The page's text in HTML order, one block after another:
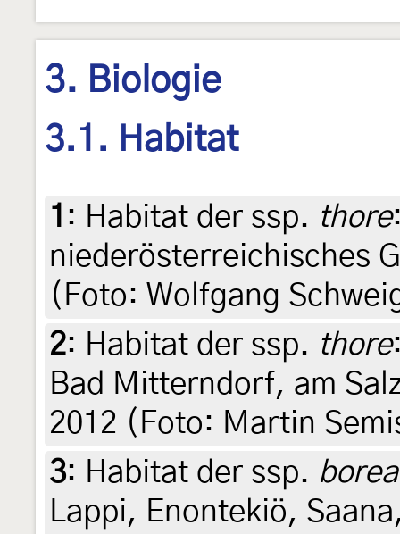
3. Biologie
3.1. Habitat
1 : Habitat der ssp. thore
niederösterreichisches
(Foto: Wolfgang
2: Habitat der ssp. thore
Bad Mitterndorf, am
2012 (Foto: Martin
3: Habitat der ssp.
Lappi, Enontekiö,